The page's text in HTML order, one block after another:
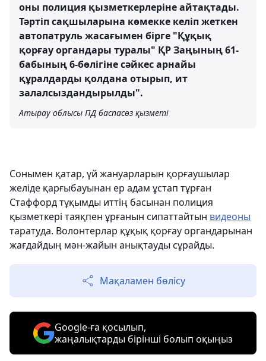
оны полиция қызметкерлеріне айтақтады.
Тәртіп сақшыларына көмекке келіп жеткен
автопатруль жасағымен бірге "Құқық
қорғау органдары туралы" ҚР Заңының 61-
бабының 6-бөлігіне сәйкес арнайы
құралдарды қолдана отырып, ит
залалсыздандырылды".
Атырау облысы ПД баспасөз қызметі
Сонымен қатар, үй жануарларын қорғаушылар
желіде қарғыбауынан ер адам ұстап тұрған
Стаффорд тұқымды иттің басынан полиция
қызметкері таяқпен ұрғанын сипаттайтын видеоны
таратуда. Волонтерлар құқық қорғау органдарынан
жағдайдың мән-жайын анықтауды сұрайды.
Мақаламен бөлісу
Google-ға қосылып,
жаңалықтарды бірінші болып оқыңыз